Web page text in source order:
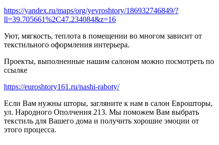
https://yandex.ru/maps/org/yevroshtory/186932746849/?
ll=39.705661%2C47.234084&z=16
Уют, мягкость, теплота в помещении во многом зависит от
текстильного оформления интерьера.
Проекты, выполненные нашим салоном можно посмотреть по
ссылке
https://euroshtory161.ru/nashi-raboty/
Если Вам нужны шторы, загляните к нам в салон Еврошторы,
ул. Народного Ополчения 213. Мы поможем Вам выбрать
текстиль для Вашего дома и получить хорошие эмоции от
этого процесса.